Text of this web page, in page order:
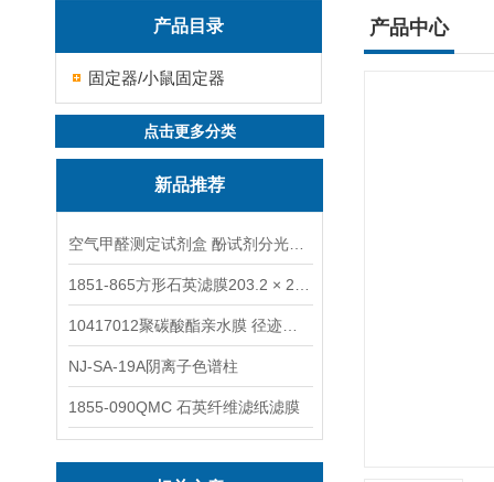
产品目录
固定器/小鼠固定器
点击更多分类
新品推荐
NJ-SA-19A阴离子色谱柱
1855-090QMC 石英纤维滤纸滤膜
产品中心